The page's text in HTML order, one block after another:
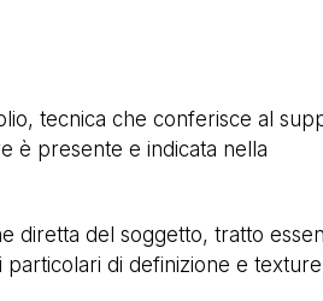
tecnica che conferisce al
è presente e indicata nella
diretta del soggetto, tratto
di definizione e